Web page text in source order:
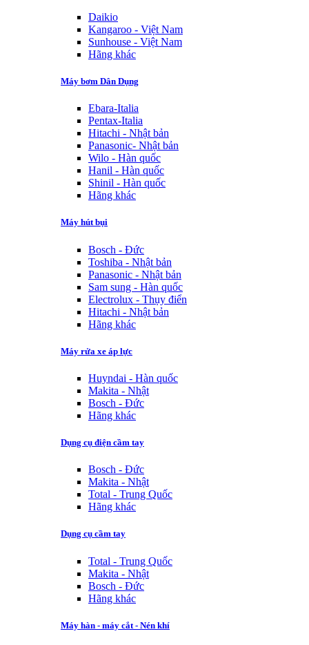
Daikio
Kangaroo - Việt Nam
Sunhouse - Việt Nam
Hãng khác
Máy bơm Dân Dụng
Ebara-Italia
Pentax-Italia
Hitachi - Nhật bản
Panasonic- Nhật bản
Wilo - Hàn quốc
Hanil - Hàn quốc
Shinil - Hàn quốc
Hãng khác
Máy hút bụi
Bosch - Đức
Toshiba - Nhật bản
Panasonic - Nhật bản
Sam sung - Hàn quốc
Electrolux - Thụy điển
Hitachi - Nhật bản
Hãng khác
Máy rửa xe áp lực
Huyndai - Hàn quốc
Makita - Nhật
Bosch - Đức
Hãng khác
Dụng cụ điện cầm tay
Bosch - Đức
Makita - Nhật
Total - Trung Quốc
Hãng khác
Dụng cụ cầm tay
Total - Trung Quốc
Makita - Nhật
Bosch - Đức
Hãng khác
Máy hàn - máy cắt - Nén khí